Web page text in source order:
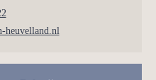
heuvelland.nl